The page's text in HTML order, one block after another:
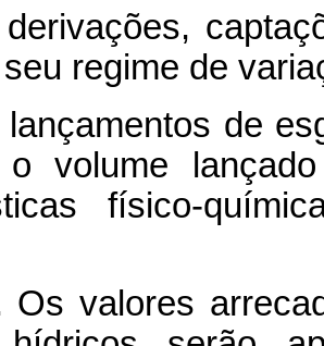
regime de
de
o volume
físico-
Os valores